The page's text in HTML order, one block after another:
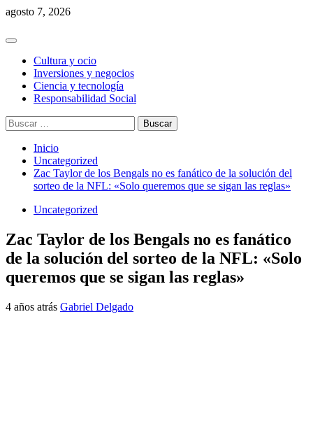
Saltar
contenido
agosto 7, 2026
Menú
principalCultura y ocio
Inversiones y negocios
Ciencia y tecnología
Responsabilidad Social
Buscar:
Inicio
Uncategorized
Zac Taylor de los Bengals no es fanático de la solución del
sorteo de la NFL: «Solo queremos que se sigan las reglas»
Uncategorized
Zac Taylor de los Bengals no es fanático
de la solución del sorteo de la NFL: «Solo
queremos que se sigan las reglas»
4 años atrás Gabriel Delgado